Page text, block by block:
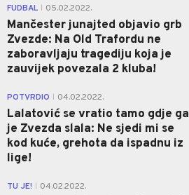
FUDBAL 05.02.2022.
Mančester junajted objavio grb
Zvezde: Na Old Trafordu ne
zaboravljaju tragediju koja je
zauvijek povezala 2 kluba!
POTVRDIO 04.02.2022.
Lalatović se vratio tamo gdje ga
je Zvezda slala: Ne sjedi mi se
kod kuće, grehota da ispadnu iz
lige!
TU JE! 04.02.2022.